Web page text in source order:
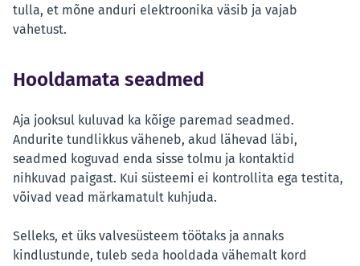
tulla, et mõne anduri elektroonika väsib ja vajab
vahetust.
Hooldamata seadmed
Aja jooksul kuluvad ka kõige paremad seadmed.
Andurite tundlikkus väheneb, akud lähevad läbi,
seadmed koguvad enda sisse tolmu ja kontaktid
nihkuvad paigast. Kui süsteemi ei kontrollita ega testita,
võivad vead märkamatult kuhjuda.
Selleks, et üks valvesüsteem töötaks ja annaks
kindlustunde, tuleb seda hooldada vähemalt kord